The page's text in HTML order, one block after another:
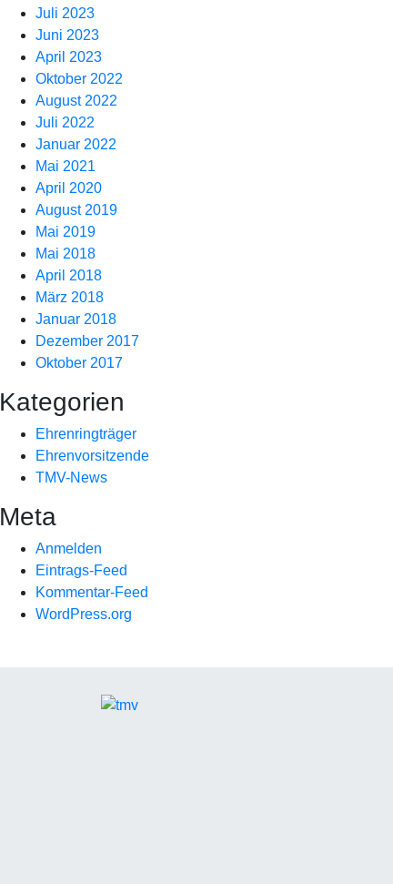
Juli 2023
Juni 2023
April 2023
Oktober 2022
August 2022
Juli 2022
Januar 2022
Mai 2021
April 2020
August 2019
Mai 2019
Mai 2018
April 2018
März 2018
Januar 2018
Dezember 2017
Oktober 2017
Kategorien
Ehrenringträger
Ehrenvorsitzende
TMV-News
Meta
Anmelden
Eintrags-Feed
Kommentar-Feed
WordPress.org